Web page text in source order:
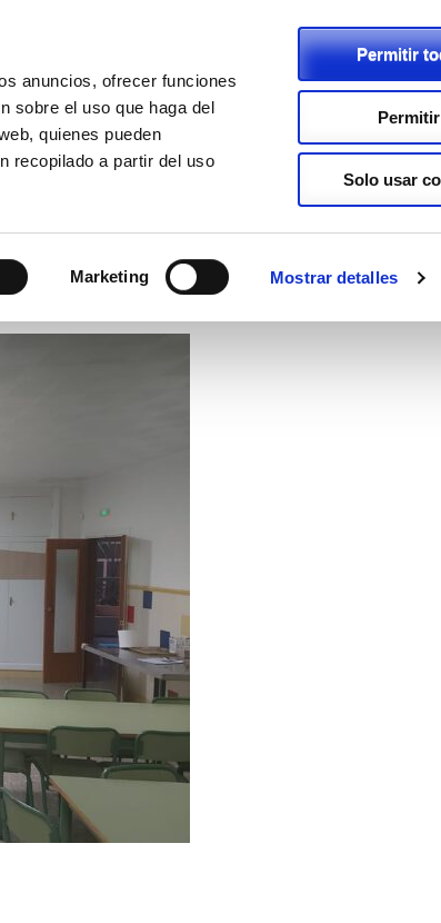
anuncios, ofrecer funciones
sobre el uso que haga del
quienes pueden
recopilado a partir del uso
Marketing Mostrar detalles
Permitir
Solo usar
962411239
SECRETARÍA ENLACES PROYECTOS LOPD